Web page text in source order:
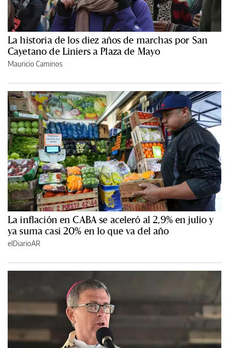
La historia de los diez años de marchas por San
Cayetano de Liniers a Plaza de Mayo
Mauricio Caminos
La inflación en CABA se aceleró al 2,9% en julio y
ya suma casi 20% en lo que va del año
elDiarioAR